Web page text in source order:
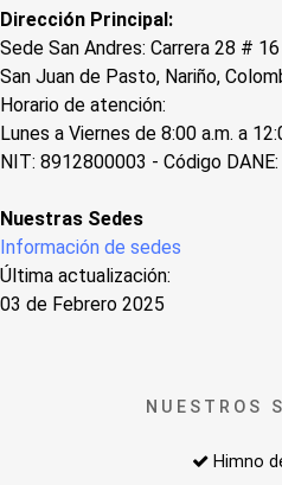
Dirección Principal:
Sede San Andres: Carrera 28 #
San Juan de Pasto, Nariño,
Horario de atención:
Lunes a Viernes de 8:00 a.m. a
NIT: 8912800003 - Código
Nuestras Sedes
Información de sedes
Última actualización:
03 de Febrero 2025
NUESTROS
Himno